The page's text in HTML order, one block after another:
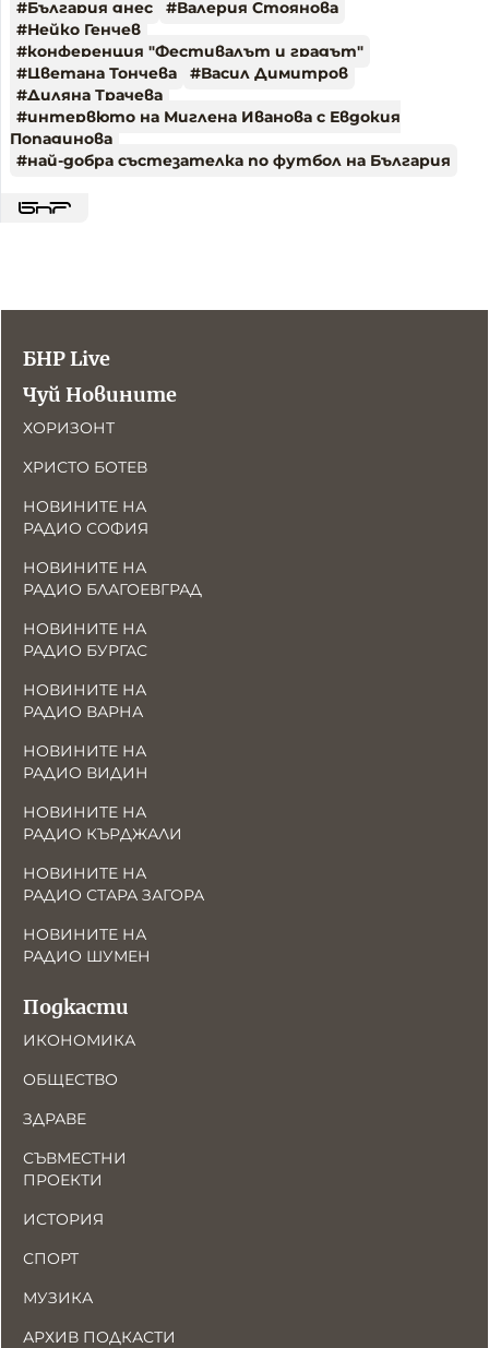
#България днес #Валерия Стоянова
#Нейко Генчев
#конференция "Фестивалът и градът"
#Цветана Тончева #Васил Димитров
#Диляна Трачева
#интервюто на Миглена Иванова с Евдокия
Попадинова
#най-добра състезателка по футбол на България
БНР Live
Чуй Новините
ХОРИЗОНТ
ХРИСТО БОТЕВ
НОВИНИТЕ НА
РАДИО СОФИЯ
НОВИНИТЕ НА
РАДИО БЛАГОЕВГРАД
НОВИНИТЕ НА
РАДИО БУРГАС
НОВИНИТЕ НА
РАДИО ВАРНА
НОВИНИТЕ НА
РАДИО ВИДИН
НОВИНИТЕ НА
РАДИО КЪРДЖАЛИ
НОВИНИТЕ НА
РАДИО СТАРА ЗАГОРА
НОВИНИТЕ НА
РАДИО ШУМЕН
Подкасти
ИКОНОМИКА
ОБЩЕСТВО
ЗДРАВЕ
СЪВМЕСТНИ
ПРОЕКТИ
ИСТОРИЯ
СПОРТ
МУЗИКА
АРХИВ ПОДКАСТИ